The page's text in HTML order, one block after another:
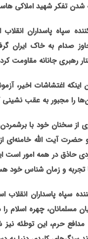
شدن تفکر شهید املاکی
صدام به خاک ایران
رهبری جانانه مقاومت
اینکه اغتشاشات اخیر،
را مجبور به عقب نشینی
حضرت آیت الله خامنه‌ای
حاذق در همه امور است
تجربه و زمان شناس خود
سپاه پاسداران انقلاب
مسلمانان، چهره اسلام
مدافع حرم، این توطئه